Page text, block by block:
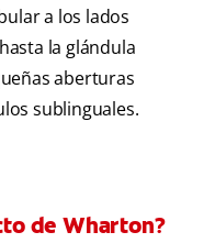
a los lados
la glándula
aberturas
sublinguales.
de Wharton?